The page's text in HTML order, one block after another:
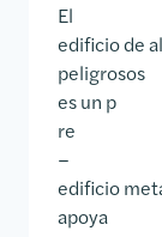
El
edificio de
peligrosos
es un p
re
–
edificio
apoya